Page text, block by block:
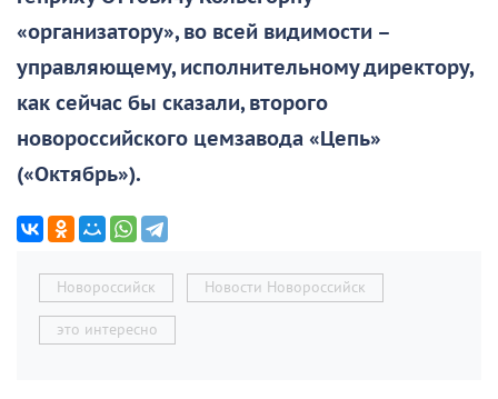
«организатору», во всей видимости –
управляющему, исполнительному директору,
как сейчас бы сказали, второго
новороссийского цемзавода «Цепь»
(«Октябрь»).
Новороссийск Новости Новороссийск
это интересно